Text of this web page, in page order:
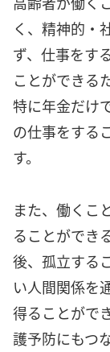
く、精神的・
ず、仕事をす
ことができる
特に年金だけ
の仕事をする
す。
また、働くこ
ることができ
後、孤立する
い人間関係を
得ることがで
護予防にもつ